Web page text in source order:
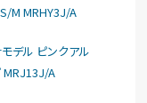
M MRHY3J/A
デル ピンクアル
MRJ13J/A